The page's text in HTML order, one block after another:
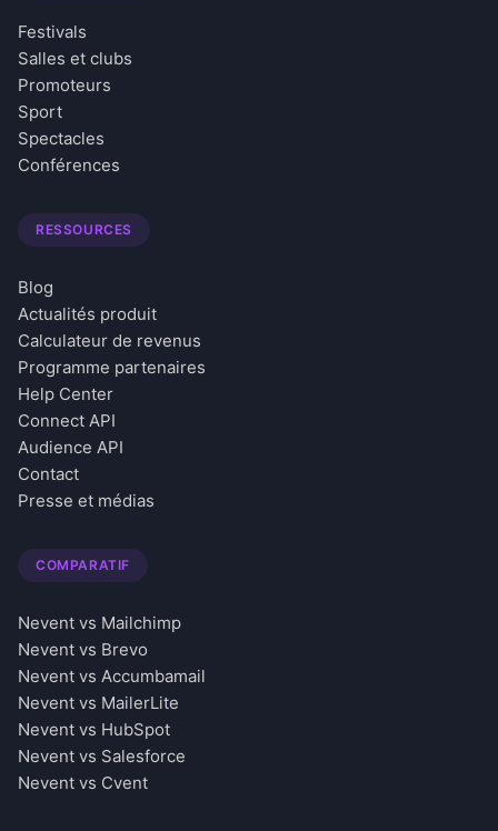
Festivals
Salles et clubs
Promoteurs
Sport
Spectacles
Conférences
RESSOURCES
Blog
Actualités produit
Calculateur de revenus
Programme partenaires
Help Center
Connect API
Audience API
Contact
Presse et médias
COMPARATIF
Nevent vs Mailchimp
Nevent vs Brevo
Nevent vs Accumbamail
Nevent vs MailerLite
Nevent vs HubSpot
Nevent vs Salesforce
Nevent vs Cvent